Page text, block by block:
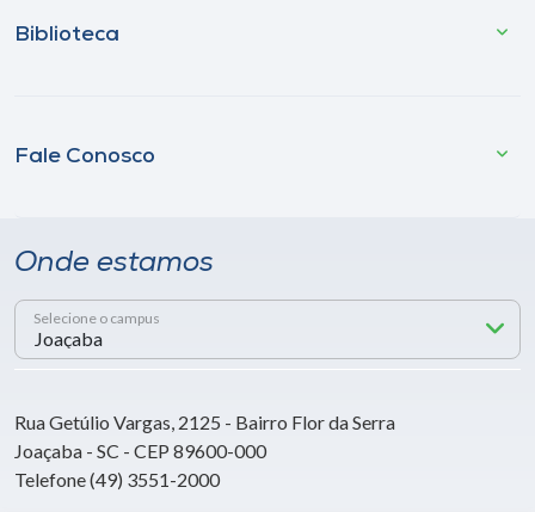
Biblioteca
Fale Conosco
Onde estamos
Selecione o campus
Rua Getúlio Vargas, 2125 - Bairro Flor da Serra
Joaçaba - SC - CEP 89600-000
Telefone (49) 3551-2000